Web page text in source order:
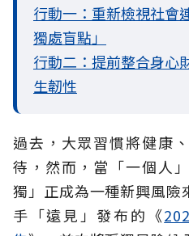
行動一：重新檢視社會
獨處盲點」
行動二：提前整合身心
生韌性
過去，大眾習慣將健康
待，然而，當「一個人
獨」正成為一種新興風險
手「遠見」發布的《